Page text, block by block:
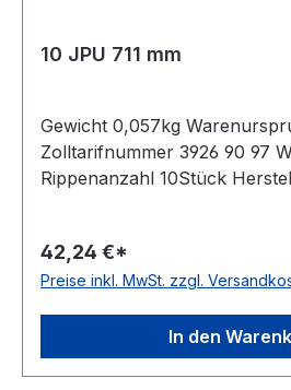
10 JPU 711 mm
Gewicht 0,057kg
Zolltarifnummer 3926 90 97
Rippenanzahl 10Stück
42,24 €*
Preise inkl. MwSt. zzgl.
In den